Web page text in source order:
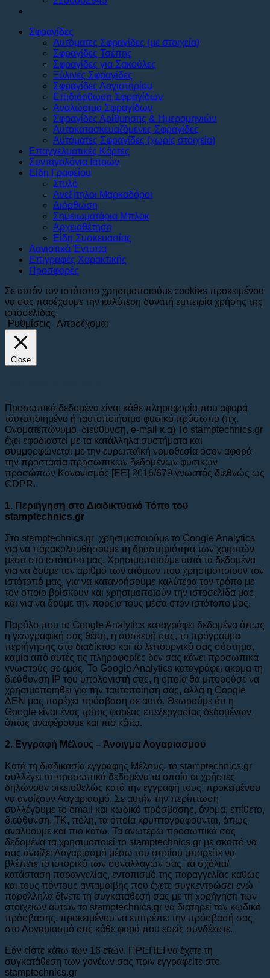
Σφραγίδες
Αυτόματες Σφραγίδες (με στοιχεία)
Σφραγίδες Τσέπης
Σφραγίδες για Σακούλες
Ξύλινες Σφραγίδες
Σφραγίδες Λογιστηρίου
Επιδιόρθωση Σφραγίδων
Αναλώσιμα Σφραγίδων
Σφραγίδες Αρίθμησης & Ημερομηνιών
Αυτοκατασκευαζόμενες Σφραγίδες
Αυτόματες Σφραγίδες (χωρίς στοιχεία)
Επαγγελματικές Κάρτες
Συνταγολόγια Ιατρών
Είδη Γραφείου
Στυλό
Ανεξίτηλοι Μαρκαδόροι
Διόρθωση
Σημειωματάρια Μπλοκ
Αρχειοθέτηση
Είδη Συσκευασίας
Λογιστικά Έντυπα
Επιγραφές Χαρακτικής
Προσφορές
Σε αυτόν τον ιστότοπο χρησιμοποιούμε cookies προκειμένου
να σας παρέχουμε την καλύτερη δυνατή εμπειρία χρήσης της
ιστοσελίδας.
Ρυθμίσεις
Αποδέχομαι
Close
Προσωπικά δεδομένα είναι κάθε πληροφορία που αφορά
ταυτοποιημένο ή ταυτοποιήσιμο φυσικό πρόσωπο (πχ.
Ονοματεπώνυμο, διεύθυνση, e-mail κ.α) To stamptechnics.gr
έχει εφοδιαστεί με τα κατάλληλα συστήματα και
συμμορφώνεται με την ευρωπαϊκή νομοθεσία όσον αφορά
την προστασία προσωπικών δεδομένων φυσικών
προσώπων Κανονισμός [ΕΕ] 2016/679 γνωστός διεθνώς ως
GDPR.
1. Περιήγηση στο Διαδικτυακό Τόπο του
stamptechnics.gr
Στο stamptechnics.gr χρησιμοποιούμε το Google Analytics
για να παρακολουθήσουμε τη δραστηριότητα των χρηστών
μέσα στο ιστότοπο μας. Χρησιμοποιούμε αυτά τα δεδομένα
για να δούμε τον αριθμό των ατόμων που χρησιμοποιούν τον
ιστότοπό μας, για να κατανοήσουμε καλύτερα τον τρόπο με
τον οποίο βρίσκουν και χρησιμοποιούν την ιστοσελίδα μας
και για να δούμε την πορεία τους μέσα στον ιστότοπο μας.
Παρόλο που το Google Analytics καταγράφει δεδομένα όπως
η γεωγραφική σας θέση, η συσκευή σας, το πρόγραμμα
περιήγησης στο διαδίκτυο και το λειτουργικό σας σύστημα,
καμία από αυτές τις πληροφορίες δεν σας κάνει προσωπικά
γνωστούς σε εμάς. Το Google Analytics καταγράφει ακομα τη
διεύθυνση IP του υπολογιστή σας, η οποία θα μπορούσε να
χρησιμοποιηθεί για την ταυτοποίηση σας, αλλά η Google
ΔΕΝ μας παρέχει πρόσβαση σε αυτό. Θεωρούμε ότι η
Google είναι ένας τρίτος φορέας επεξεργασίας δεδομένων,
όπως αναφέρουμε και πιο κάτω.
2. Εγγραφή Μέλους – Άνοιγμα Λογαριασμού
Κατά τη διαδικασία εγγραφής Μέλους, το stamptechnics.gr
συλλέγει τα προσωπικά δεδομένα τα οποία οι χρήστες
δηλώνουν οικειοθελώς κατά την εγγραφή τους, προκειμένου
να ανοίξουν Λογαριασμό. Σε αυτήν την περίπτωση
συλλέγουμε το email και κωδικό πρόσβασης, όνομα, επίθετο,
διεύθυνση, ΤΚ, πόλη, τα οποία κρυπτογραφούνται, όπως
αναλύουμε και πιο κάτω. Τα ανωτέρω προσωπικά σας
δεδομένα τα χρησιμοποιεί το stamptechnics.gr με σκοπό να
σας ανοίξει Λογαριασμό μέσω του οποίου μπορείτε να
βλέπετε το ιστορικό των συναλλαγών σας, τα σχόλια/
κατάσταση παραγγελίας, εντοπισμό της παραγγελίας καθώς
και τους πόντους ανταμοιβής που έχετε συγκεντρώσει ενώ
παράλληλα δίνετε τη συγκατάθεσή σας με τη χορήγηση των
στοιχείων αυτών το stamptechnics.gr να διατηρεί τον κωδικό
πρόσβασης, προκειμένου να επιτρέπει την πρόσβασή σας
στο Λογαριασμό σας κάθε φορά που εσείς συνδέεστε.
Εάν είστε κάτω των 16 ετών, ΠΡΕΠΕΙ να έχετε τη
συγκατάθεση των γονέων σας πριν εγγραφείτε στο
stamptechnics.gr